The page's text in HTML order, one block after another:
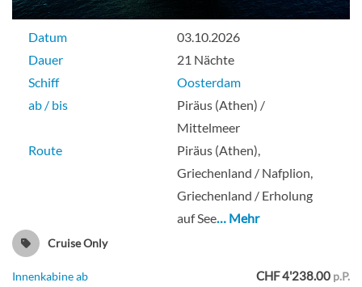
Datum
03.10.2026
Dauer
21 Nächte
Schiff
Oosterdam
ab / bis
Piräus (Athen) /
Mittelmeer
Route
Piräus (Athen),
Griechenland / Nafplion,
Griechenland / Erholung
auf See… Mehr
Cruise Only
Innenkabine ab CHF 4'238.00 p.P.